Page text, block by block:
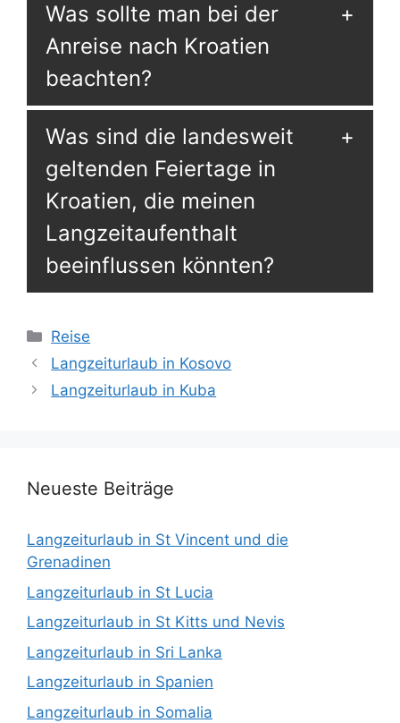
Was sollte man bei der
Anreise nach Kroatien
beachten?
Was sind die landesweit
geltenden Feiertage in
Kroatien, die meinen
Langzeitaufenthalt
beeinflussen könnten?
Kategorien
Reise
Langzeiturlaub in Kosovo
Langzeiturlaub in Kuba
Neueste Beiträge
Langzeiturlaub in St Vincent und die
Grenadinen
Langzeiturlaub in St Lucia
Langzeiturlaub in St Kitts und Nevis
Langzeiturlaub in Sri Lanka
Langzeiturlaub in Spanien
Langzeiturlaub in Somalia